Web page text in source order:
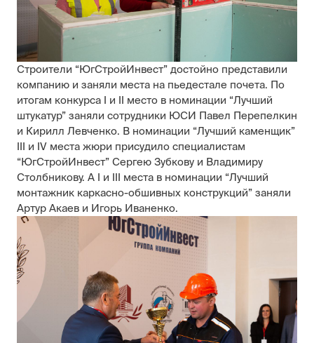
Строители “ЮгСтройИнвест” достойно представили
компанию и заняли места на пьедестале почета. По
итогам конкурса I и II место в номинации “Лучший
штукатур” заняли сотрудники ЮСИ Павел Перепелкин
и Кирилл Левченко. В номинации “Лучший каменщик”
III и IV места жюри присудило специалистам
“ЮгСтройИнвест” Сергею Зубкову и Владимиру
Столбникову. А I и III места в номинации “Лучший
монтажник каркасно-обшивных конструкций” заняли
Артур Акаев и Игорь Иваненко.